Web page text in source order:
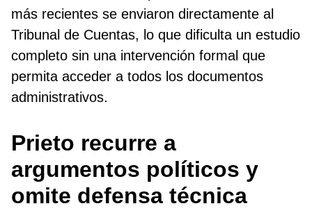
más recientes se enviaron directamente al
Tribunal de Cuentas, lo que dificulta un estudio
completo sin una intervención formal que
permita acceder a todos los documentos
administrativos.
Prieto recurre a
argumentos políticos y
omite defensa técnica